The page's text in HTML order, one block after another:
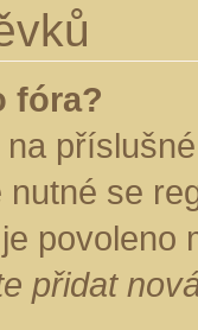
fóra?
se
přidat